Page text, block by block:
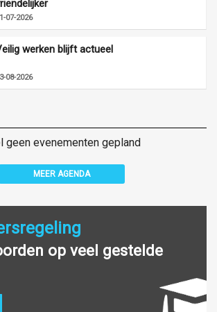
07-2026
werken blijft actueel
08-2026
geen evenementen gepland
MEER AGENDA
op veel gestelde